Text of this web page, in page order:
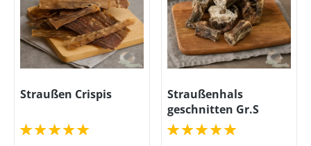
Straußen Crispis
Straußenhals
geschnitten Gr.S